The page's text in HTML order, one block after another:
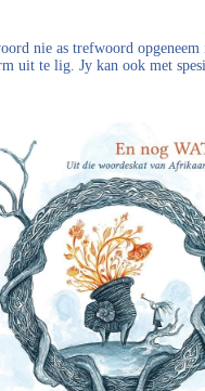
nie as trefwoord
uit te lig. Jy kan ook met